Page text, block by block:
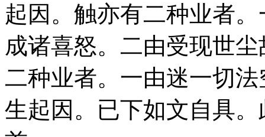
起因。触亦有二种业者
成诸喜怒。二由受现世
二种业者。一由迷一切
生起因。已下如文自具